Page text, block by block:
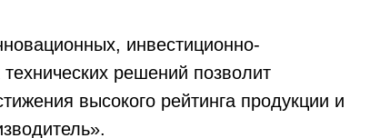
инвестиционно-
решений позволит
высокого рейтинга продукции и